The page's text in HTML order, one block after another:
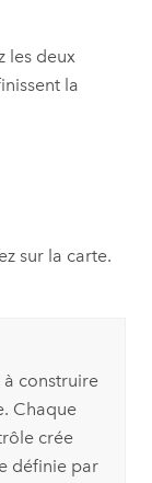
les deux
la
sur la carte.
à construire
Chaque
crée
définie par